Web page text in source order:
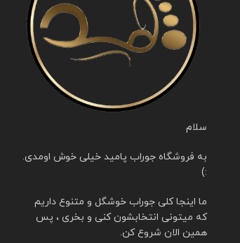
سلام
به فروشگاه جوراب پامید خیلی خوش اومدی.
:)
ما اینجا کلی جوراب خوشگل و متنوع داریم
که میتونی انتخابشون کنی و بخری ، پس
همین الان شروع کن.